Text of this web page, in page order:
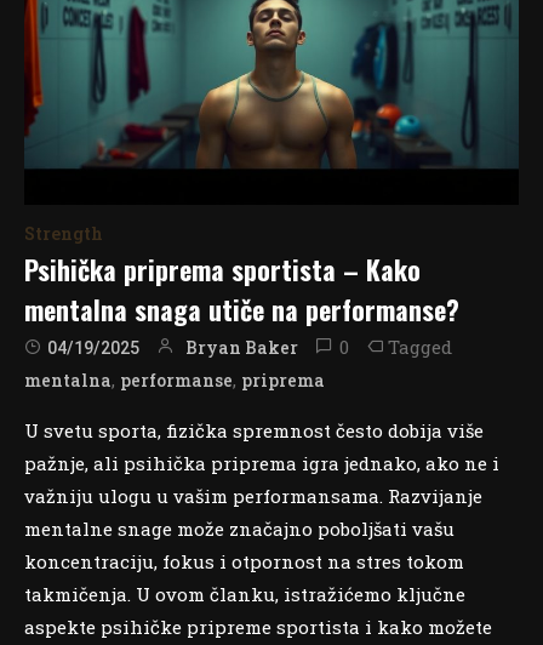
Strength
Psihička priprema sportista – Kako
mentalna snaga utiče na performanse?
04/19/2025 Bryan Baker 0 Tagged
mentalna, performanse, priprema
U svetu sporta, fizička spremnost često dobija više
pažnje, ali psihička priprema igra jednako, ako ne i
važniju ulogu u vašim performansama. Razvijanje
mentalne snage može značajno poboljšati vašu
koncentraciju, fokus i otpornost na stres tokom
takmičenja. U ovom članku, istražićemo ključne
aspekte psihičke pripreme sportista i kako možete